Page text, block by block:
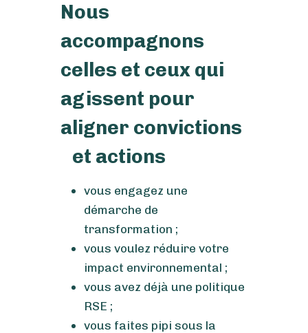
Nous
accompagnons
celles et ceux qui
agissent pour
aligner convictions
et actions
vous engagez une
démarche de
transformation ;
vous voulez réduire votre
impact environnemental ;
vous avez déjà une politique
RSE ;
vous faites pipi sous la